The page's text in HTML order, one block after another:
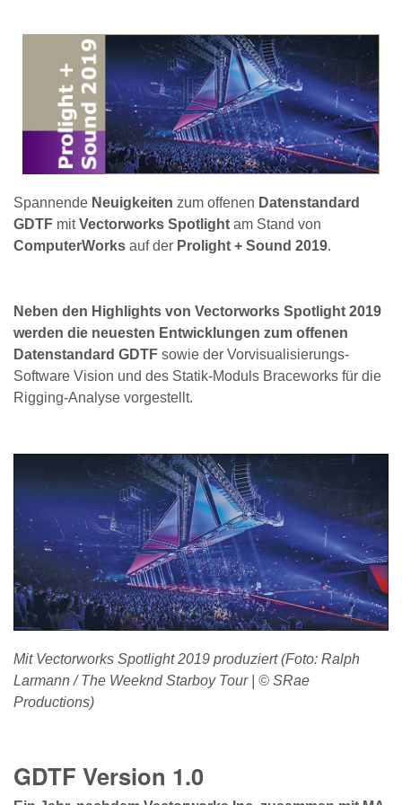
Spannende Neuigkeiten zum offenen Datenstandard
GDTF mitVectorworks Spotlight am Stand von
ComputerWorks auf der Prolight + Sound 2019.
Neben den Highlights von Vectorworks Spotlight 2019
werden die neuesten Entwicklungen zum offenen
Datenstandard GDTF sowie der Vorvisualisierungs-
Software Vision und des Statik-Moduls Braceworks für die
Rigging-Analyse vorgestellt.
Mit Vectorworks Spotlight 2019 produziert (Foto: Ralph
Larmann / The Weeknd Starboy Tour | © SRae
Productions)
GDTF Version 1.0